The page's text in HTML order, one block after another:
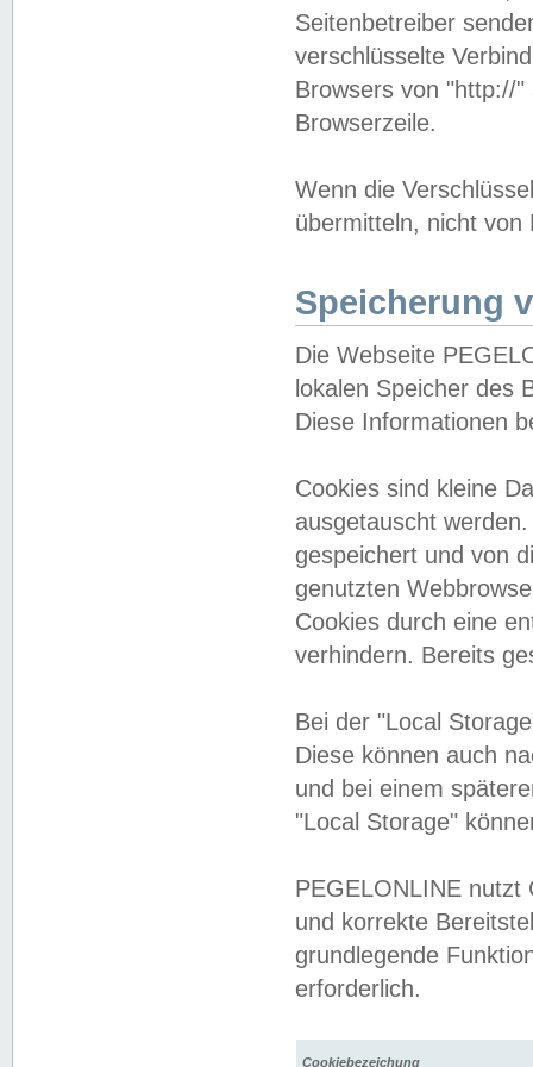
Seitenbetreiber
verschlüsselte
Browsers von "http://
Browserzeile.
Wenn die
übermitteln, nicht von
Speicherung
Die Webseite
lokalen Speicher des
Diese Informationen
Cookies sind kleine
ausgetauscht
gespeichert und von
genutzten
Cookies durch eine
verhindern. Bereits
Bei der "Local
Diese können auch
und bei einem
"Local Storage"
PEGELONLINE nutzt
und korrekte
grundlegende
erforderlich.
Cookiebezeichung